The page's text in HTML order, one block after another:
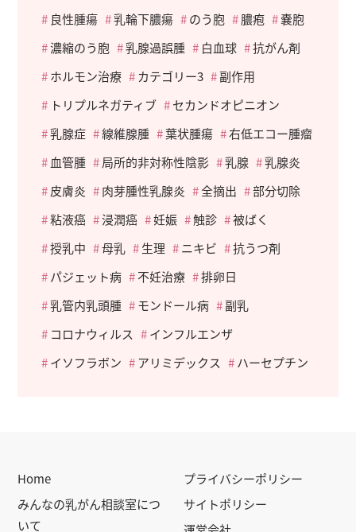
良性腫瘍
乳輪下膿瘍 のう胞 膿疱
嚢胞
濃縮のう胞
乳腺過誤腫 白血球
抗がん剤
ホルモン治療
カテゴリー3
副作用
トリプルネガティブ
セカンドオピニオン
乳腺症
線維腺腫 葉状腫瘍
右低エコー腫瘤
血管腫
局所的非対称性陰影 乳腺
乳腺炎
皮膚炎
肉芽腫性乳腺炎 全摘出
部分切除
粘液癌
浸潤癌 妊娠 触診
被ばく
授乳中
母乳 生理 ニキビ
抗うつ剤
パジェット病
不妊治療
排卵日
乳管内乳頭腫
モンドール病
副乳
コロナウィルス
インフルエンザ
イソフラボン
アリミデックス ハーセプチン
Home
みんなの乳がん相談室につ
いて
プライバシーポリシー
サイトポリシー